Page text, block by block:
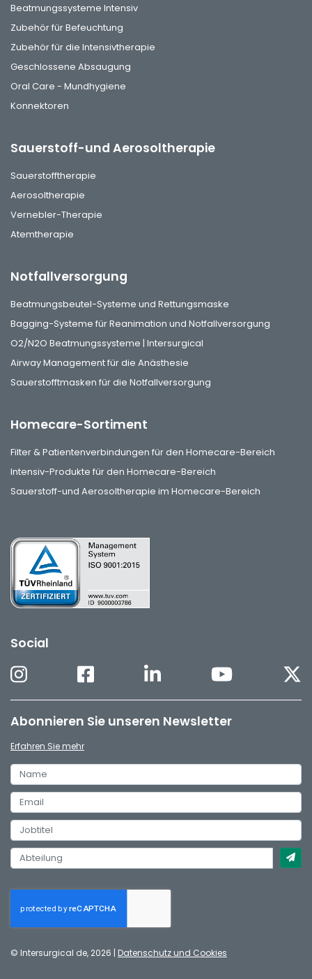
Beatmungssysteme Intensiv
Zubehör für Befeuchtung
Zubehör für die Intensivtherapie
Geschlossene Absaugung
Oral Care - Mundhygiene
Konnektoren
Sauerstoff-und Aerosoltherapie
Sauerstofftherapie
Aerosoltherapie
Vernebler-Therapie
Atemtherapie
Notfallversorgung
Beatmungsbeutel-Systeme und Rettungsmaske
Bagging-Systeme für Reanimation und Notfallversorgung
O2/N2O Beatmungssysteme | Intersurgical
Airway Management für die Anästhesie
Sauerstofftmasken für die Notfallversorgung
Homecare-Sortiment
Filter & Patientenverbindungen für den Homecare-Bereich
Intensiv-Produkte für den Homecare-Bereich
Sauerstoff-und Aerosoltherapie im Homecare-Bereich
Social
Abonnieren Sie unseren Newsletter
Erfahren Sie mehr
© Intersurgical de, 2026 | Datenschutz und Cookies